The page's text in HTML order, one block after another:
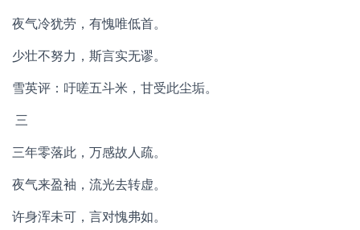
夜气冷犹劳，有愧唯低首。
少壮不努力，斯言实无谬。
雪英评：吁嗟五斗米，甘受此尘垢。
三
三年零落此，万感故人疏。
夜气来盈袖，流光去转虚。
许身浑未可，言对愧弗如。